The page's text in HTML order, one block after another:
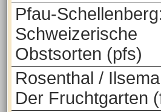
Pfau-
Schweizerische
Obstsorten (pfs)
Rosenthal /
Der Fruchtgarten